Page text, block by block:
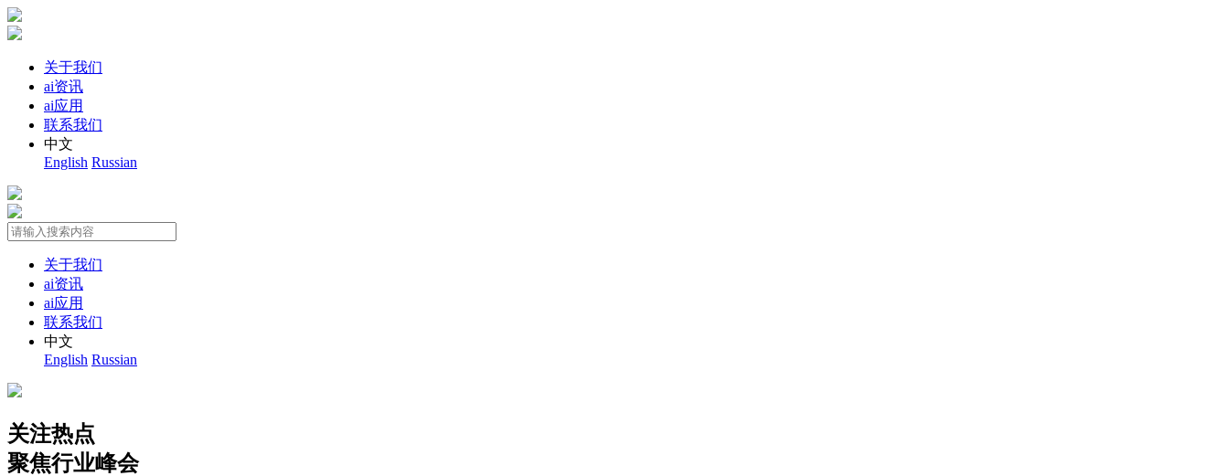
关于我们
ai资讯
ai应用
联系我们
中文
English Russian
关于我们
ai资讯
ai应用
联系我们
中文
English Russian
关注热点
聚焦行业峰会